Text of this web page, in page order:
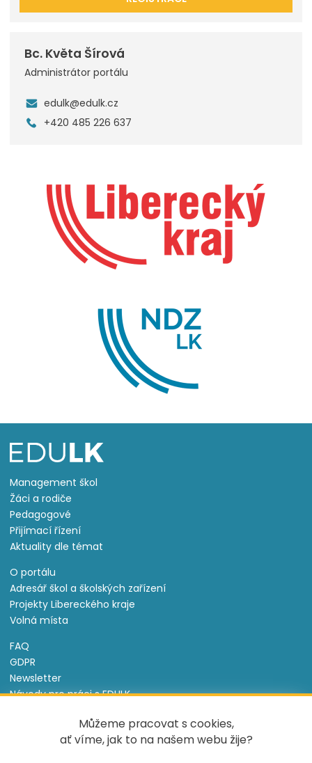
Můžeme pracovat s cookies,
ať víme, jak to na našem webu žije?
Bc. Květa Šírová
Administrátor portálu
edulk@edulk.cz
+420 485 226 637
Management škol
Žáci a rodiče
Pedagogové
Přijímací řízení
Aktuality dle témat
O portálu
Adresář škol a školských zařízení
Projekty Libereckého kraje
Volná místa
FAQ
GDPR
Newsletter
Návody pro práci s EDULK
Nastavení cookies
Informace o souborech cookie